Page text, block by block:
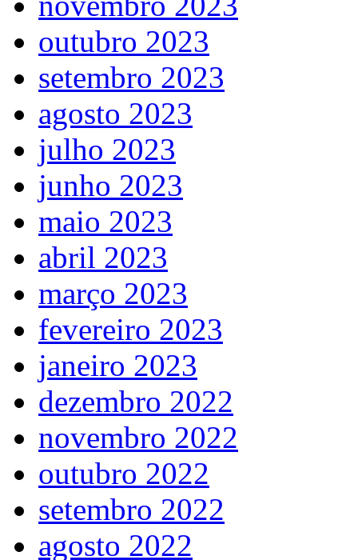
outubro 2023
setembro 2023
agosto 2023
julho 2023
junho 2023
maio 2023
abril 2023
março 2023
fevereiro 2023
janeiro 2023
dezembro 2022
novembro 2022
outubro 2022
setembro 2022
agosto 2022